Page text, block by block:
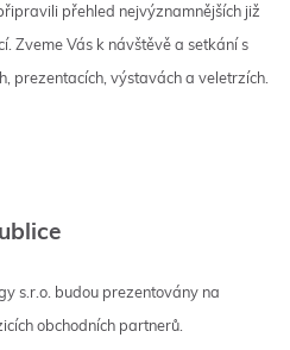
přehled nejvýznamnějších již
Zveme Vás k návštěvě a setkání s
prezentacích, výstavách a veletrzích.
s.r.o. budou prezentovány na
obchodních partnerů.